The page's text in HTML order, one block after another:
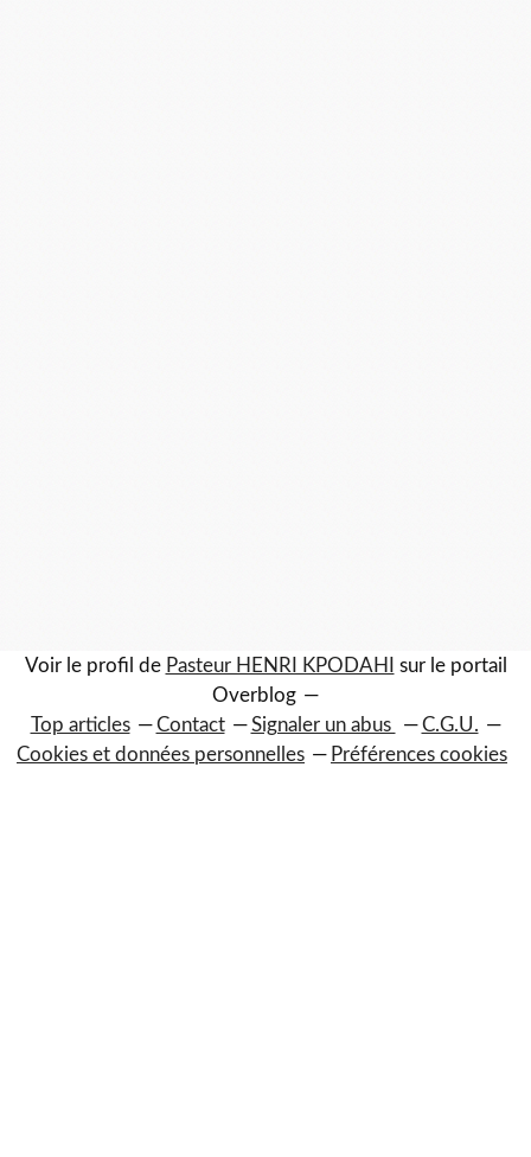
Voir le profil de Pasteur HENRI KPODAHI
sur le portail
Overblog
Top articles
Contact Signaler un abus
C.G.U.
Cookies et données personnelles
Préférences cookies